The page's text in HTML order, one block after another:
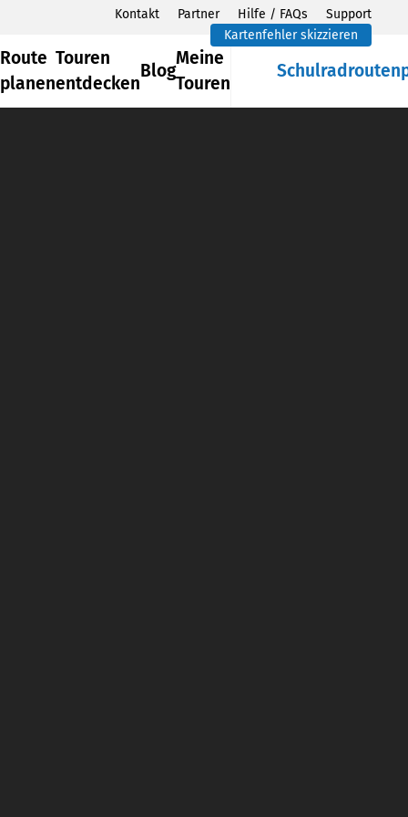
Kontakt Partner Hilfe / FAQs
Support
Kartenfehler skizzieren
Route
planen
Touren
entdecken
Blog
Meine
Touren